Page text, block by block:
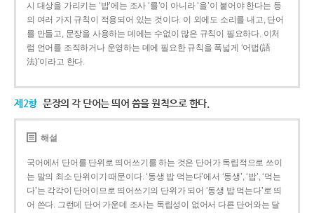
시 대상을 가리키는 ‘밥’에는 조사 ‘를’이 아니라 ‘을’이 붙어야 한다는 등
의 여러 가지 규칙이 적용되어 있는 것이다. 이 외에도 소리를 내고, 단어
를 만들고, 문장을 사용하는 데에는 수없이 많은 규칙이 필요하다. 이처
럼 언어를 조직하거나 운영하는 데에 필요한 규칙을 폭넓게 ‘어법(語
法)’이라고 한다.
제2항 문장의 각 단어는 띄어 씀을 원칙으로 한다.
해설
국어에서 단어를 단위로 띄어쓰기를 하는 것은 단어가 독립적으로 쓰이
는 말의 최소 단위이기 때문이다. ‘동생 밥 먹는다’에서 ‘동생’, ‘밥’, ‘먹는
다’는 각각이 단어이므로 띄어쓰기의 단위가 되어 ‘동생 밥 먹는다’로 띄
어 쓴다. 그런데 단어 가운데 조사는 독립성이 없어서 다른 단어와는 달